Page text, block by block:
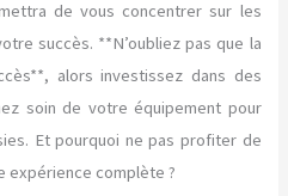
de vous concentrer sur les
succès. **N’oubliez pas que la
alors investissez dans des
soin de votre équipement pour
Et pourquoi ne pas profiter de
expérience complète ?